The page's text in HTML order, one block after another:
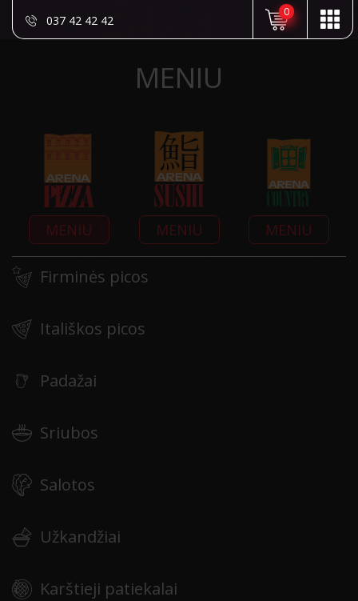
037 42 42 42
0
MENIU
MENIU MENIU MENIU
Firminės picos
Itališkos picos
Padažai
Sriubos
Salotos
Užkandžiai
Karštieji patiekalai